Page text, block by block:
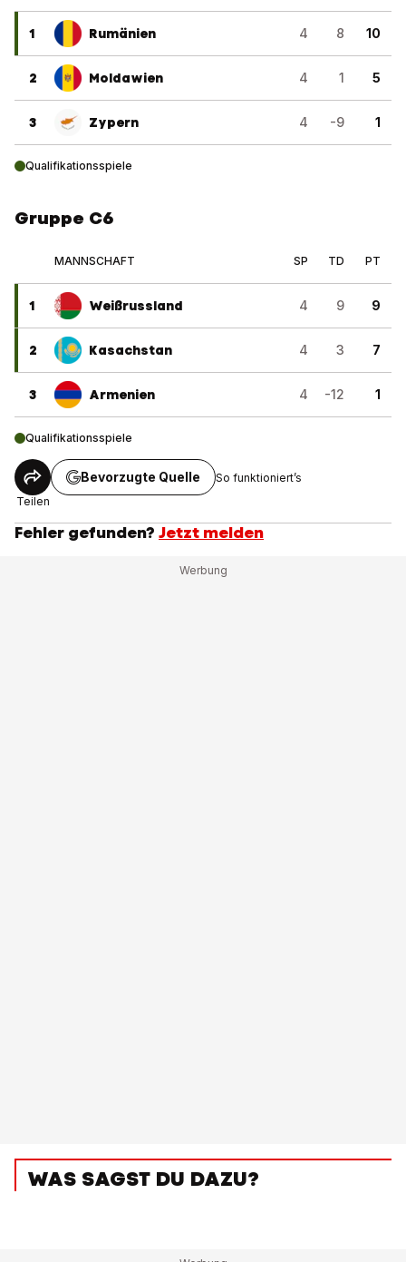
1 Rumänien 4 8 10
2 Moldawien 4 1 5
3 Zypern 4 -9 1
Qualifikationsspiele
Gruppe C6
MANNSCHAFT SP TD PT
1 Weißrussland 4 9 9
2 Kasachstan 4 3 7
3 Armenien 4 -12 1
Qualifikationsspiele
Teilen
Bevorzugte Quelle So funktioniert’s
Fehler gefunden? Jetzt melden
WAS SAGST DU DAZU?